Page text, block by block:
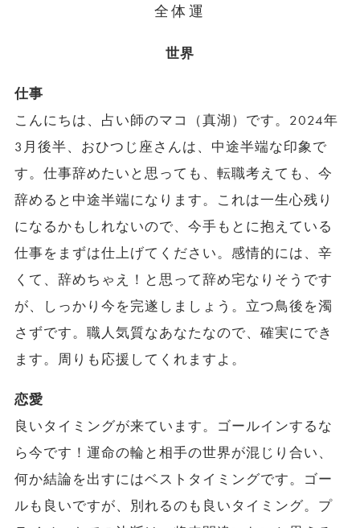
全体運
世界
仕事
こんにちは、占い師のマコ（真湖）です。2024年
3月後半、おひつじ座さんは、中途半端な印象で
す。仕事辞めたいと思っても、転職考えても、今
辞めると中途半端になります。これは一生心残り
になるかもしれないので、今手もとに抱えている
仕事をまずは仕上げてください。感情的には、辛
くて、辞めちゃえ！と思って辞め宅なりそうです
が、しっかり今を完遂しましょう。立つ鳥後を濁
さずです。職人気質なあなたなので、確実にでき
ます。周りも応援してくれますよ。
恋愛
良いタイミングが来ています。ゴールインするな
ら今です！運命の輪と相手の世界が混じり合い、
何か結論を出すにはベストタイミングです。ゴー
ルも良いですが、別れるのも良いタイミング。プ